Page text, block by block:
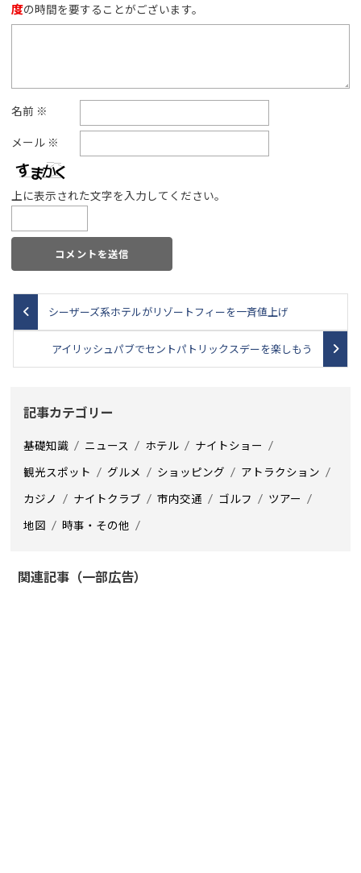
度の時間を要することがございます。
名前 ※
メール ※
上に表示された文字を入力してください。
シーザーズ系ホテルがリゾートフィーを一斉値上げ
アイリッシュパブでセントパトリックスデーを楽しもう
記事カテゴリー
基礎知識 ニュース ホテル ナイトショー
観光スポット グルメ ショッピング アトラクション
カジノ ナイトクラブ 市内交通 ゴルフ ツアー
地図 時事・その他
関連記事（一部広告）